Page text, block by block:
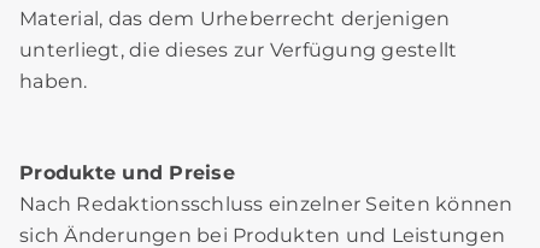
Material, das dem Urheberrecht derjenigen
unterliegt, die dieses zur Verfügung gestellt
haben.
Produkte und Preise
Nach Redaktionsschluss einzelner Seiten können
sich Änderungen bei Produkten und Leistungen